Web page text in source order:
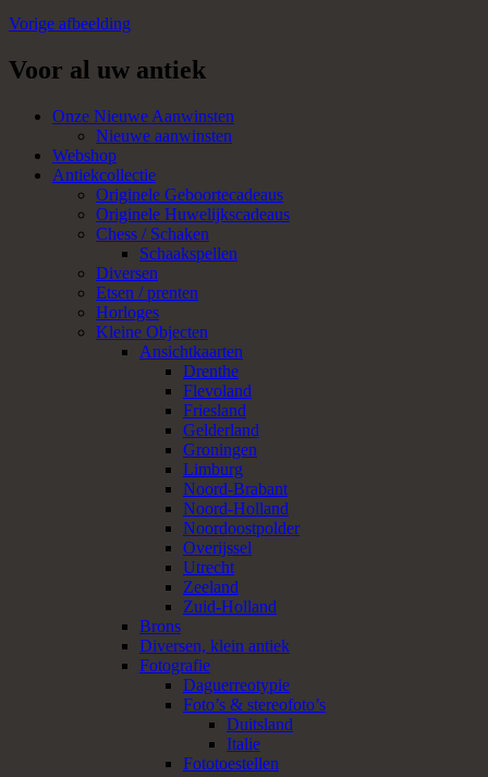
Vorige afbeelding
Voor al uw antiek
Onze Nieuwe Aanwinsten
Nieuwe aanwinsten
Webshop
Antiekcollectie
Originele Geboortecadeaus
Originele Huwelijkscadeaus
Chess / Schaken
Schaakspellen
Diversen
Etsen / prenten
Horloges
Kleine Objecten
Ansichtkaarten
Drenthe
Flevoland
Friesland
Gelderland
Groningen
Limburg
Noord-Brabant
Noord-Holland
Noordoostpolder
Overijssel
Utrecht
Zeeland
Zuid-Holland
Brons
Diversen, klein antiek
Fotografie
Daguerreotypie
Foto’s & stereofoto’s
Duitsland
Italie
Fototoestellen